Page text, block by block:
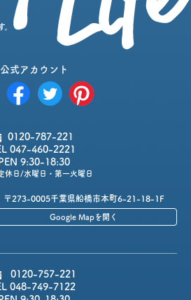
公式アカウント
0120-787-221
047-460-2221
9:30-18:30
休日/水曜日・第一火曜日
〒273-0005千葉県船橋市本町6-21-18-1F
Google Mapを開く
0120-757-221
048-749-7122